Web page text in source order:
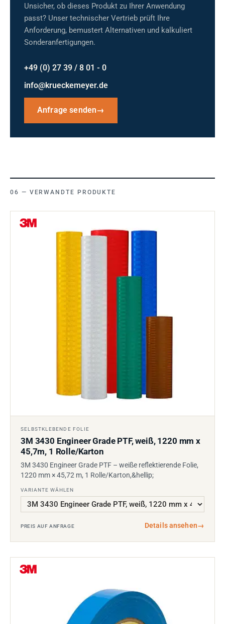
Unsicher, ob dieses Produkt zu Ihrer Anwendung
passt? Unser technischer Vertrieb prüft Ihre
Anforderung, bemustert Alternativen und kalkuliert
Sonderanfertigungen.
+49 (0) 27 39 / 8 01 - 0
info@krueckemeyer.de
Anfrage senden→
VERWANDTE PRODUKTE
SELBSTKLEBENDE FOLIE
3M 3430 Engineer Grade PTF, weiß, 1220 mm x
45,7m, 1 Rolle/Karton
3M 3430 Engineer Grade PTF – weiße reflektierende Folie,
1220 mm × 45,72 m, 1 Rolle/Karton,&hellip;
VARIANTE WÄHLEN
PREIS AUF ANFRAGE Details ansehen→